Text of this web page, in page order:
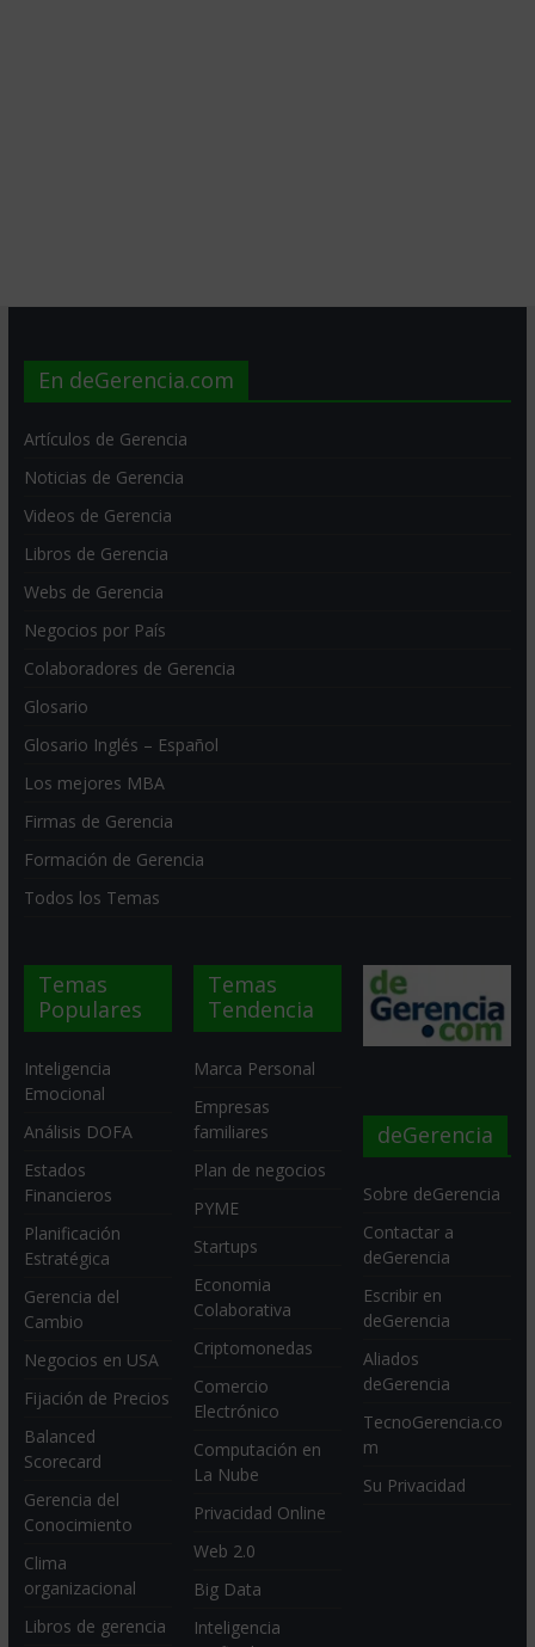
En deGerencia.com
Artículos de Gerencia
Noticias de Gerencia
Videos de Gerencia
Libros de Gerencia
Webs de Gerencia
Negocios por País
Colaboradores de Gerencia
Glosario
Glosario Inglés – Español
Los mejores MBA
Firmas de Gerencia
Formación de Gerencia
Todos los Temas
Temas
Populares
Inteligencia
Emocional
Análisis DOFA
Estados
Financieros
Planificación
Estratégica
Gerencia del
Cambio
Negocios en USA
Fijación de Precios
Balanced
Scorecard
Gerencia del
Conocimiento
Clima
organizacional
Libros de gerencia
Temas
Tendencia
Marca Personal
Empresas
familiares
Plan de negocios
PYME
Startups
Economia
Colaborativa
Criptomonedas
Comercio
Electrónico
Computación en
La Nube
Privacidad Online
Web 2.0
Big Data
Inteligencia
deGerencia
Sobre deGerencia
Contactar a
deGerencia
Escribir en
deGerencia
Aliados
deGerencia
TecnoGerencia.co
m
Su Privacidad